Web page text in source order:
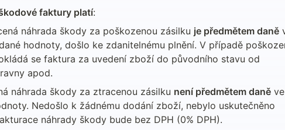
faktury platí:
náhrada škody za poškozenou zásilku je předmětem daně
hodnoty, došlo ke zdanitelnému plnění. V případě
se faktura za uvedení zboží do původního stavu od
apod.
náhrada škody za ztracenou zásilku není předmětem daně
Nedošlo k žádnému dodání zboží, nebylo uskutečněno
náhrady škody bude bez DPH (0% DPH).